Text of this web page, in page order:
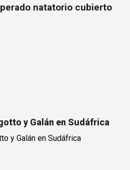
natatorio cubierto
y Galán en Sudáfrica